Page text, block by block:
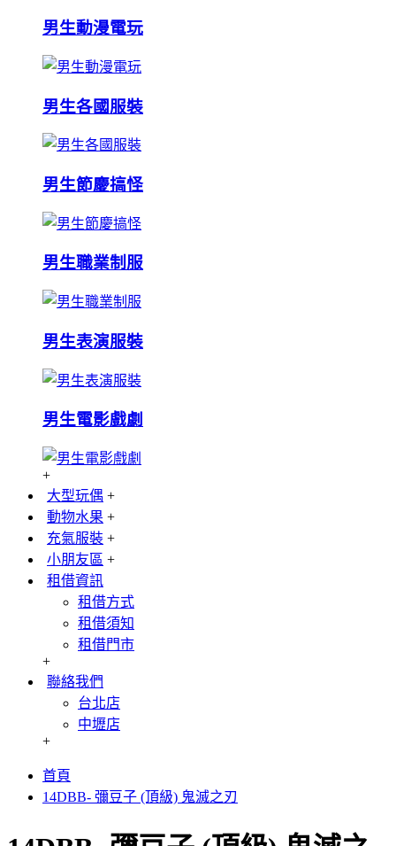
男生動漫電玩
男生各國服裝
男生節慶搞怪
男生職業制服
男生表演服裝
男生電影戲劇
+
大型玩偶 +
動物水果 +
充氣服裝 +
小朋友區 +
租借資訊
租借方式
租借須知
租借門市
+
聯絡我們
台北店
中壢店
+
首頁
14DBB- 彌豆子 (頂級) 鬼滅之刃